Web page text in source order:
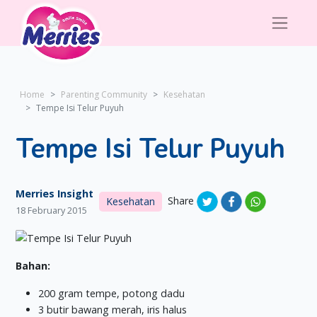
Home Parenting Community
Kesehatan
Tempe Isi Telur Puyuh
Tempe Isi Telur Puyuh
Merries Insight
18 February 2015
Kesehatan Share
Bahan:
200 gram tempe, potong dadu
3 butir bawang merah, iris halus